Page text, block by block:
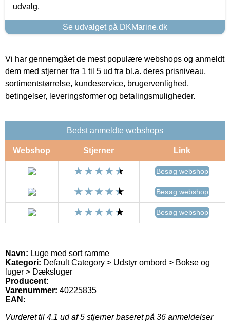
udvalg.
Se udvalget på DKMarine.dk
Vi har gennemgået de mest populære webshops og anmeldt
dem med stjerner fra 1 til 5 ud fra bl.a. deres prisniveau,
sortimentstørrelse, kundeservice, brugervenlighed,
betingelser, leveringsformer og betalingsmuligheder.
Bedst anmeldte webshops
Webshop Stjerner Link
Besøg webshop
Besøg webshop
Besøg webshop
Navn: Luge med sort ramme
Kategori: Default Category > Udstyr ombord > Bokse og
luger > Dæksluger
Producent:
Varenummer: 40225835
EAN:
Vurderet til 4.1 ud af 5 stjerner baseret på 36 anmeldelser